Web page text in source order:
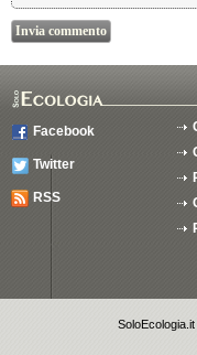
Facebook
Twitter
RSS